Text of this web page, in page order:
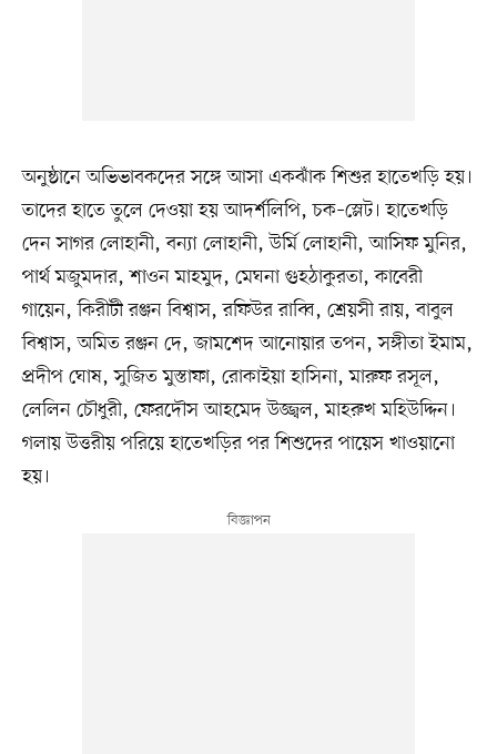
অনুষ্ঠানে অভিভাবকদের সঙ্গে আসা একঝাঁক শিশুর হাতেখড়ি হয়।
তাদের হাতে তুলে দেওয়া হয় আদর্শলিপি, চক–স্লেট। হাতেখড়ি
দেন সাগর লোহানী, বন্যা লোহানী, উর্মি লোহানী, আসিফ মুনির,
পার্থ মজুমদার, শাওন মাহমুদ, মেঘনা গুহঠাকুরতা, কাবেরী
গায়েন, কিরীটী রঞ্জন বিশ্বাস, রফিউর রাব্বি, শ্রেয়সী রায়, বাবুল
বিশ্বাস, অমিত রঞ্জন দে, জামশেদ আনোয়ার তপন, সঙ্গীতা ইমাম,
প্রদীপ ঘোষ, সুজিত মুস্তাফা, রোকাইয়া হাসিনা, মারুফ রসূল,
লেলিন চৌধুরী, ফেরদৌস আহমেদ উজ্জ্বল, মাহরুখ মহিউদ্দিন।
গলায় উত্তরীয় পরিয়ে হাতেখড়ির পর শিশুদের পায়েস খাওয়ানো
হয়।